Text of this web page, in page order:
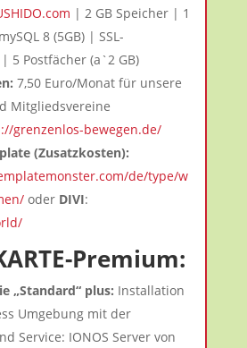
| 2 GB Speicher | 1
8 (5GB) | SSL-
5 Postfächer (a`2 GB)
7,50 Euro/Monat für unsere
Mitgliedsvereine
grenzenlos-bewegen.de/
(Zusatzkosten):
de/type/w
oder DIVI:
Premium:
„Standard“ plus: Installation
Umgebung mit der
Service: IONOS Server von